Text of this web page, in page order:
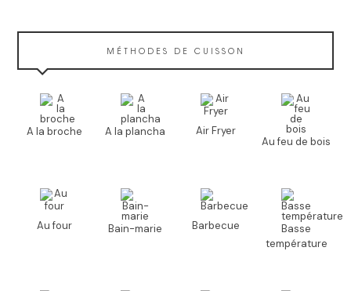
MÉTHODES DE CUISSON
A la broche A la plancha
Air Fryer
Au feu de bois
Au four Bain-marie Barbecue
Basse
température